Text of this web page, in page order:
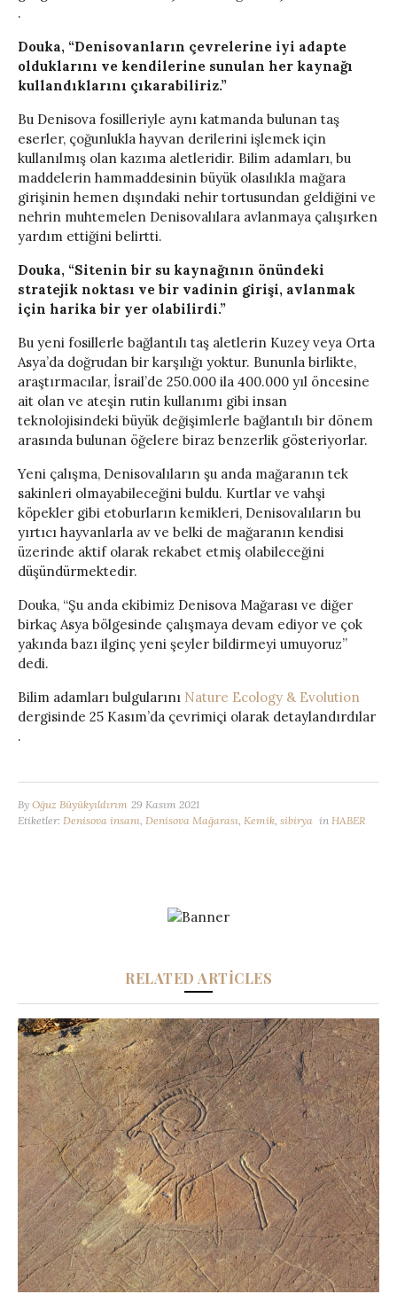
.
Douka, “Denisovanların çevrelerine iyi adapte
olduklarını ve kendilerine sunulan her kaynağı
kullandıklarını çıkarabiliriz.”
Bu Denisova fosilleriyle aynı katmanda bulunan taş
eserler, çoğunlukla hayvan derilerini işlemek için
kullanılmış olan kazıma aletleridir. Bilim adamları, bu
maddelerin hammaddesinin büyük olasılıkla mağara
girişinin hemen dışındaki nehir tortusundan geldiğini ve
nehrin muhtemelen Denisovalılara avlanmaya çalışırken
yardım ettiğini belirtti.
Douka, “Sitenin bir su kaynağının önündeki
stratejik noktası ve bir vadinin girişi, avlanmak
için harika bir yer olabilirdi.”
Bu yeni fosillerle bağlantılı taş aletlerin Kuzey veya Orta
Asya’da doğrudan bir karşılığı yoktur. Bununla birlikte,
araştırmacılar, İsrail’de 250.000 ila 400.000 yıl öncesine
ait olan ve ateşin rutin kullanımı gibi insan
teknolojisindeki büyük değişimlerle bağlantılı bir dönem
arasında bulunan öğelere biraz benzerlik gösteriyorlar.
Yeni çalışma, Denisovalıların şu anda mağaranın tek
sakinleri olmayabileceğini buldu. Kurtlar ve vahşi
köpekler gibi etoburların kemikleri, Denisovalıların bu
yırtıcı hayvanlarla av ve belki de mağaranın kendisi
üzerinde aktif olarak rekabet etmiş olabileceğini
düşündürmektedir.
Douka, “Şu anda ekibimiz Denisova Mağarası ve diğer
birkaç Asya bölgesinde çalışmaya devam ediyor ve çok
yakında bazı ilginç yeni şeyler bildirmeyi umuyoruz”
dedi.
Bilim adamları bulgularını Nature Ecology & Evolution
dergisinde 25 Kasım’da çevrimiçi olarak detaylandırdılar
.
By Oğuz Büyükyıldırım 29 Kasım 2021
Etiketler: Denisova insanı, Denisova Mağarası, Kemik, sibirya in HABER
RELATED ARTICLES